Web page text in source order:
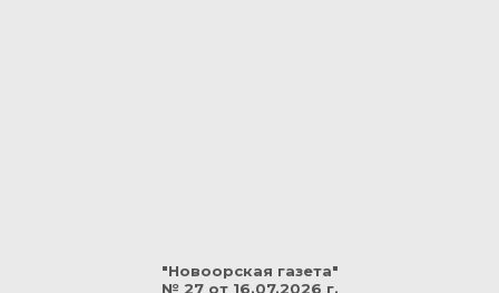
"Новоорская газета"
№ 27 от 16.07.2026 г.